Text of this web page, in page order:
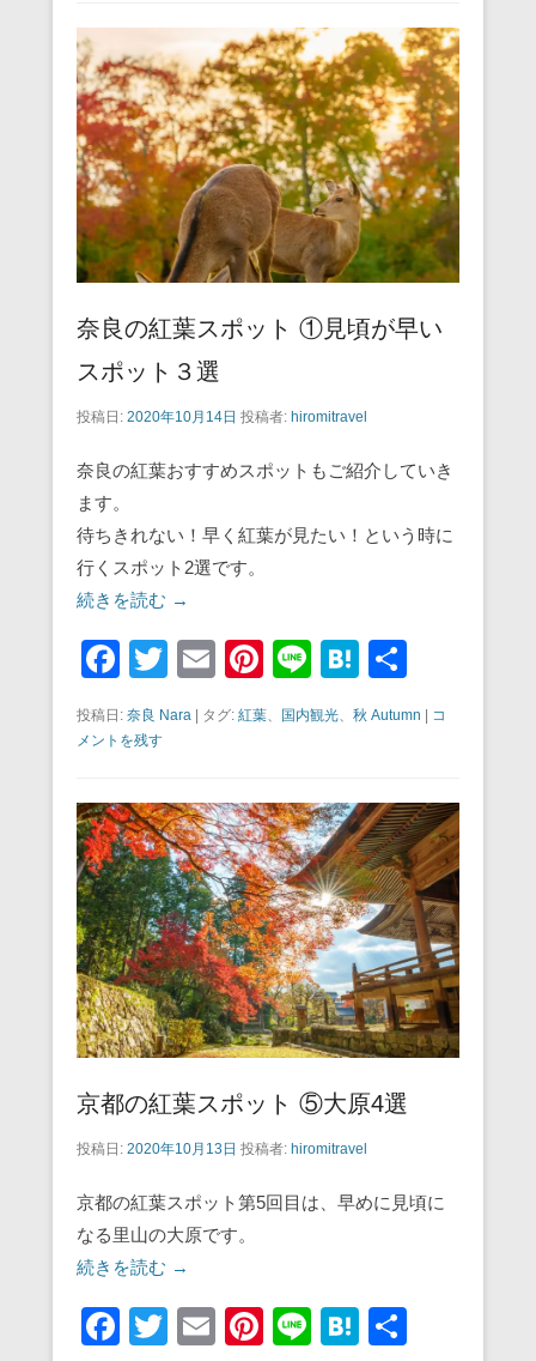
b
o
o
k
st
a
奈良の紅葉スポット ①見頃が早い
スポット３選
投稿日: 2020年10月14日 投稿者: hiromitravel
奈良の紅葉おすすめスポットもご紹介していき
ます。
待ちきれない！早く紅葉が見たい！という時に
行くスポット2選です。
続きを読む →
F
a
c
b
o
o
k
T
E
m
ail
Pi
nt
er
st
Li
n
e
H
at
e
a
投稿日: 奈良 Nara | タグ: 紅葉、 国内観光、 秋 Autumn | コ
メントを残す
京都の紅葉スポット ⑤大原4選
投稿日: 2020年10月13日 投稿者: hiromitravel
京都の紅葉スポット第5回目は、早めに見頃に
なる里山の大原です。
続きを読む →
F
T
E
Pi
Li
H